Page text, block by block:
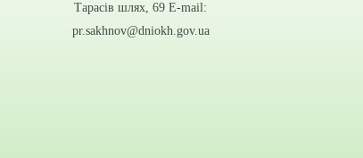
Тарасів шлях, 69 E-mail:
pr.sakhnov@dniokh.gov.ua